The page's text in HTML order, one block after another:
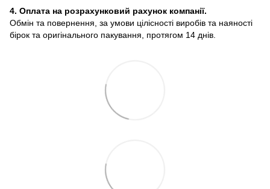
4. Оплата на розрахунковий рахунок компанії.
Обмін та повернення, за умови цілісності виробів та наяності
бірок та оригінального пакування, протягом 14 днів.